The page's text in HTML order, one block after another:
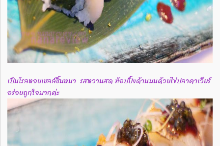
เป็นโรลหอยเชลล์ชิ้นหนา รสหวานสด ท้อปปิ้งด้านบนด้วยไข่ปลาคาเวียร์
อร่อยถูกใจมากค่ะ